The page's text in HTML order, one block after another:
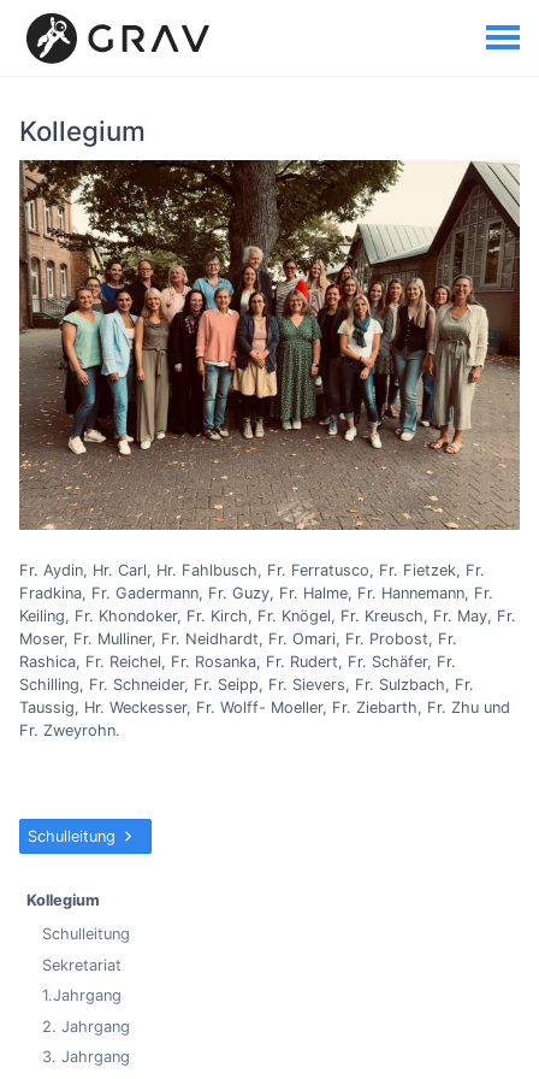
Kollegium
Fr. Aydin, Hr. Carl, Hr. Fahlbusch, Fr. Ferratusco, Fr. Fietzek, Fr.
Fradkina, Fr. Gadermann, Fr. Guzy, Fr. Halme, Fr. Hannemann, Fr.
Keiling, Fr. Khondoker, Fr. Kirch, Fr. Knögel, Fr. Kreusch, Fr. May, Fr.
Moser, Fr. Mulliner, Fr. Neidhardt, Fr. Omari, Fr. Probost, Fr.
Rashica, Fr. Reichel, Fr. Rosanka, Fr. Rudert, Fr. Schäfer, Fr.
Schilling, Fr. Schneider, Fr. Seipp, Fr. Sievers, Fr. Sulzbach, Fr.
Taussig, Hr. Weckesser, Fr. Wolff- Moeller, Fr. Ziebarth, Fr. Zhu und
Fr. Zweyrohn.
Schulleitung
Kollegium
Schulleitung
Sekretariat
1.Jahrgang
2. Jahrgang
3. Jahrgang